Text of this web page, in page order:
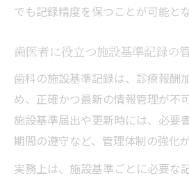
でも記録精度を保つことが可能とな
歯医者に役立つ施設基準記録の
歯科の施設基準記録は、診療報酬
め、正確かつ最新の情報管理が不
施設基準届出や更新時には、必要
期間の遵守など、管理体制の強化
実務上は、施設基準ごとに必要な